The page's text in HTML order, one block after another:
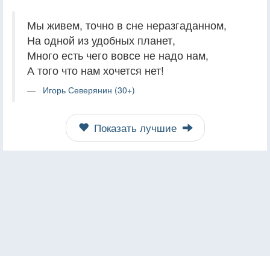
Мы живем, точно в сне неразгаданном,
На одной из удобных планет,
Много есть чего вовсе не надо нам,
А того что нам хочется нет! ​ ​
Игорь Северянин (30+)
Показать лучшие